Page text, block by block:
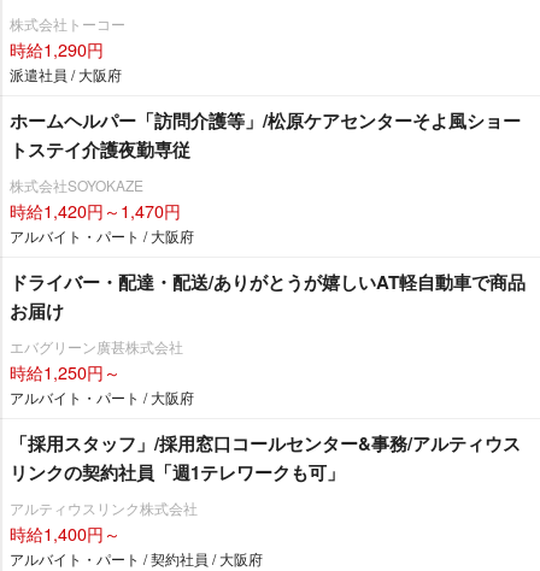
株式会社トーコー
時給1,290円
派遣社員 / 大阪府
ホームヘルパー「訪問介護等」/松原ケアセンターそよ風ショー
トステイ介護夜勤専従
株式会社SOYOKAZE
時給1,420円～1,470円
アルバイト・パート / 大阪府
ドライバー・配達・配送/ありがとうが嬉しいAT軽自動車で商品
お届け
エバグリーン廣甚株式会社
時給1,250円～
アルバイト・パート / 大阪府
「採用スタッフ」/採用窓口コールセンター&事務/アルティウス
リンクの契約社員「週1テレワークも可」
アルティウスリンク株式会社
時給1,400円～
アルバイト・パート / 契約社員 / 大阪府